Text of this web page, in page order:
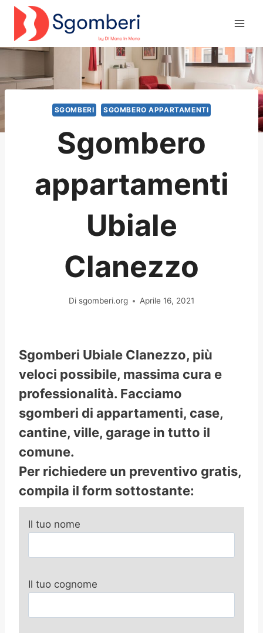
Salta
contenuto
SGOMBERI SGOMBERO APPARTAMENTI
Sgombero
appartamenti
Ubiale
Clanezzo
Di sgomberi.org Aprile 16, 2021
Sgomberi Ubiale Clanezzo, più
veloci possibile, massima cura e
professionalità. Facciamo
sgomberi di appartamenti, case,
cantine, ville, garage in tutto il
comune.
Per richiedere un preventivo gratis,
compila il form sottostante:
Il tuo nome
Il tuo cognome